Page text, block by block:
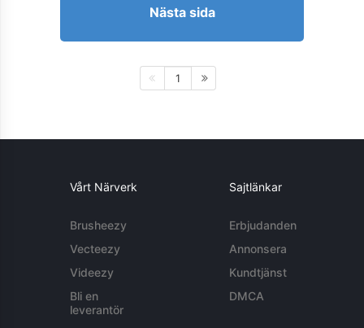
Nästa sida
1
Vårt Närverk
Brusheezy
Vecteezy
Videezy
Bli en
leverantör
Sajtlänkar
Erbjudanden
Annonsera
Kundtjänst
DMCA